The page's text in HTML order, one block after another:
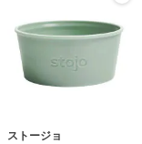
ストージョ